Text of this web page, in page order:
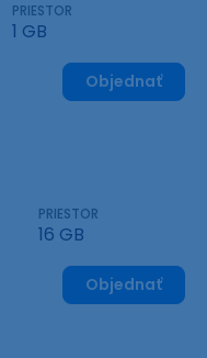
PRIESTOR
1 GB
Objednať
PRIESTOR
16 GB
Objednať